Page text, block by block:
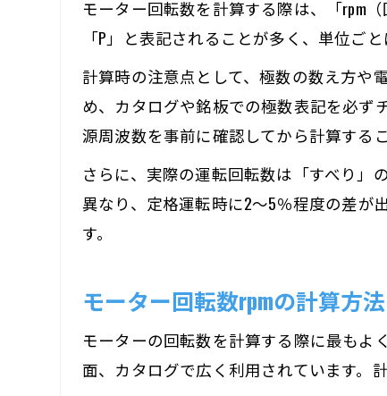
モーター回転数を計算する際は、「rpm
「P」と表記されることが多く、単位ご
計算時の注意点として、極数の数え方や
め、カタログや銘板での極数表記を必ず
源周波数を事前に確認してから計算する
さらに、実際の運転回転数は「すべり」
異なり、定格運転時に2～5％程度の差が
す。
モーター回転数rpmの計算方
モーターの回転数を計算する際に最もよ
面、カタログで広く利用されています。